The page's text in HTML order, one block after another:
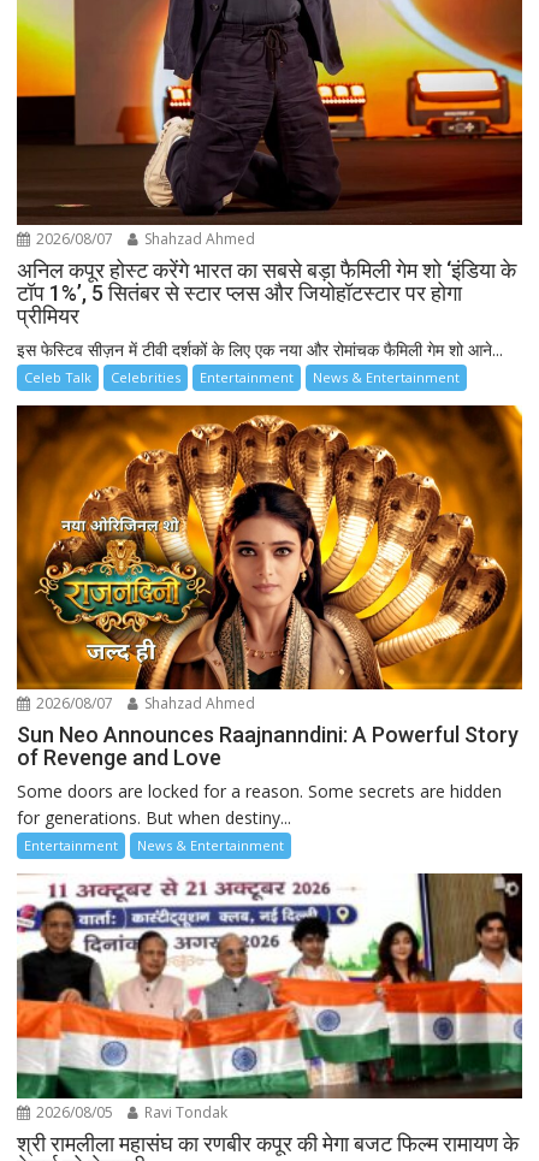
2026/08/07 Shahzad Ahmed
अनिल कपूर होस्ट करेंगे भारत का सबसे बड़ा फैमिली गेम शो ‘इंडिया के
टॉप 1%’, 5 सितंबर से स्टार प्लस और जियोहॉटस्टार पर होगा
प्रीमियर
इस फेस्टिव सीज़न में टीवी दर्शकों के लिए एक नया और रोमांचक फैमिली गेम शो आने...
Celeb Talk Celebrities Entertainment News & Entertainment
2026/08/07 Shahzad Ahmed
Sun Neo Announces Raajnanndini: A Powerful Story
of Revenge and Love
Some doors are locked for a reason. Some secrets are hidden
for generations. But when destiny...
Entertainment News & Entertainment
2026/08/05 Ravi Tondak
श्री रामलीला महासंघ का रणबीर कपूर की मेगा बजट फिल्म रामायण के